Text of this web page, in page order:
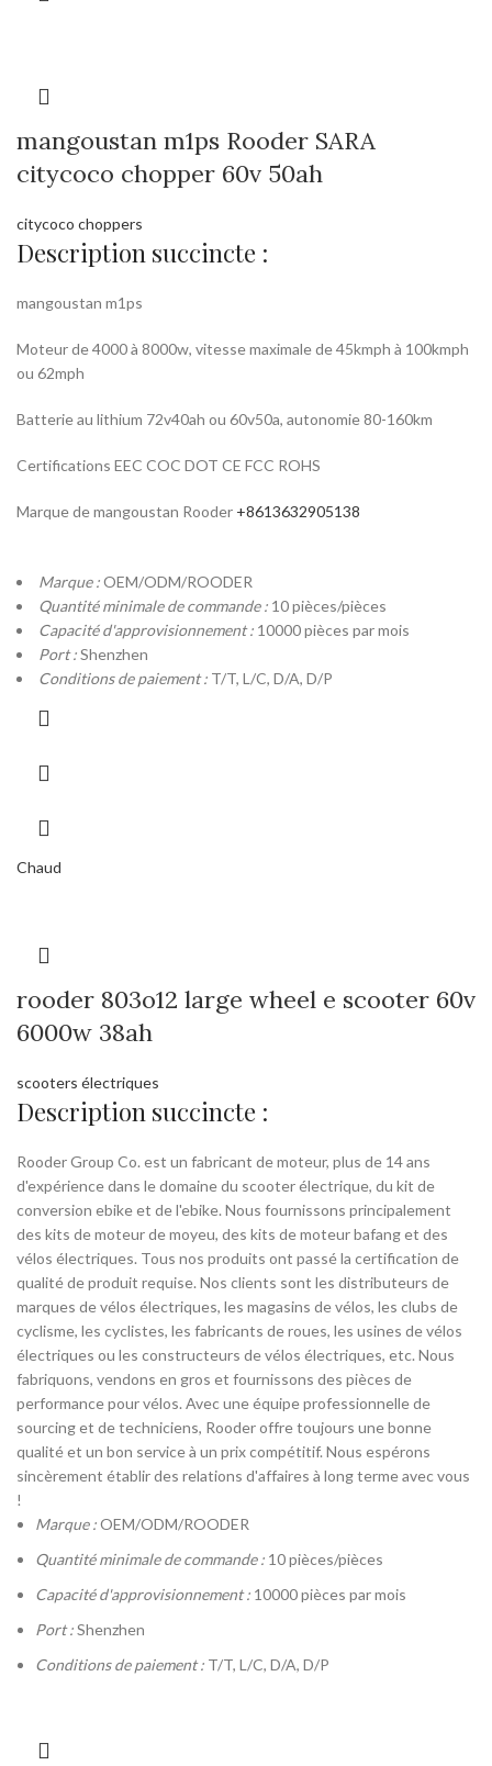
mangoustan m1ps Rooder SARA
citycoco chopper 60v 50ah
citycoco choppers
Description succincte :
mangoustan m1ps
Moteur de 4000 à 8000w, vitesse maximale de 45kmph à 100kmph
ou 62mph
Batterie au lithium 72v40ah ou 60v50a, autonomie 80-160km
Certifications EEC COC DOT CE FCC ROHS
Marque de mangoustan Rooder +8613632905138
Marque :OEM/ODM/ROODER
Quantité minimale de commande : 10 pièces/pièces
Capacité d'approvisionnement : 10000 pièces par mois
Port :Shenzhen
Conditions de paiement : T/T, L/C, D/A, D/P
Chaud
rooder 803o12 large wheel e scooter 60v
6000w 38ah
scooters électriques
Description succincte :
Rooder Group Co. est un fabricant de moteur, plus de 14 ans
d'expérience dans le domaine du scooter électrique, du kit de
conversion ebike et de l'ebike. Nous fournissons principalement
des kits de moteur de moyeu, des kits de moteur bafang et des
vélos électriques. Tous nos produits ont passé la certification de
qualité de produit requise. Nos clients sont les distributeurs de
marques de vélos électriques, les magasins de vélos, les clubs de
cyclisme, les cyclistes, les fabricants de roues, les usines de vélos
électriques ou les constructeurs de vélos électriques, etc. Nous
fabriquons, vendons en gros et fournissons des pièces de
performance pour vélos. Avec une équipe professionnelle de
sourcing et de techniciens, Rooder offre toujours une bonne
qualité et un bon service à un prix compétitif. Nous espérons
sincèrement établir des relations d'affaires à long terme avec vous
!
Marque :OEM/ODM/ROODER
Quantité minimale de commande : 10 pièces/pièces
Capacité d'approvisionnement : 10000 pièces par mois
Port :Shenzhen
Conditions de paiement : T/T, L/C, D/A, D/P